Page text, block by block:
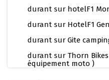
durant sur hotelF1
durant sur HotelF1
durant sur Gite
durant sur Thorn
équipement moto )